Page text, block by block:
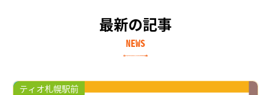
最新の記事
NEWS
ティオ札幌駅前